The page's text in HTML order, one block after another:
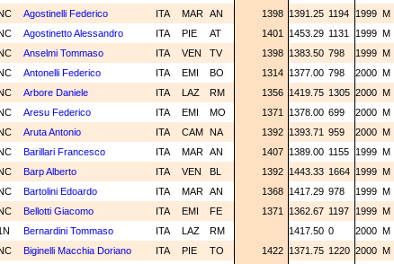
Agostinelli Federico ITA MAR AN 1398 1391.25 1194 1999 M
Agostinetto Alessandro ITA PIE AT 1401 1453.29 1131 1999 M
Anselmi Tommaso ITA VEN TV 1398 1383.50 798 1999 M
Antonelli Federico ITA EMI BO 1314 1377.00 798 2000 M
Arbore Daniele ITA LAZ RM 1356 1419.75 1305 2000 M
Aresu Federico ITA EMI MO 1371 1378.00 699 2000 M
Aruta Antonio ITA CAM NA 1392 1393.71 959 2000 M
Barillari Francesco ITA MAR AN 1407 1389.00 1155 1999 M
Barp Alberto ITA VEN BL 1392 1443.33 1664 1999 M
Bartolini Edoardo ITA MAR AN 1368 1417.29 978 1999 M
Bellotti Giacomo ITA EMI FE 1371 1362.67 1197 1999 M
Bernardini Tommaso ITA LAZ RM 1417.50 0 2000 M
Biginelli Macchia Doriano ITA PIE TO 1422 1371.75 1220 2000 M